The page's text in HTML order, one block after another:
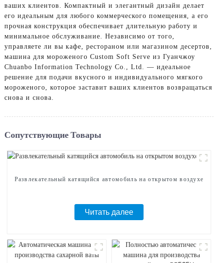
ваших клиентов. Компактный и элегантный дизайн делает
его идеальным для любого коммерческого помещения, а его
прочная конструкция обеспечивает длительную работу и
минимальное обслуживание. Независимо от того,
управляете ли вы кафе, рестораном или магазином десертов,
машина для мороженого Custom Soft Serve из Гуанчжоу
Chuanbo Information Technology Co., Ltd. — идеальное
решение для подачи вкусного и индивидуального мягкого
мороженого, которое заставит ваших клиентов возвращаться
снова и снова.
Сопутствующие Товары
Развлекательный катящийся автомобиль на открытом воздухе
Читать далее